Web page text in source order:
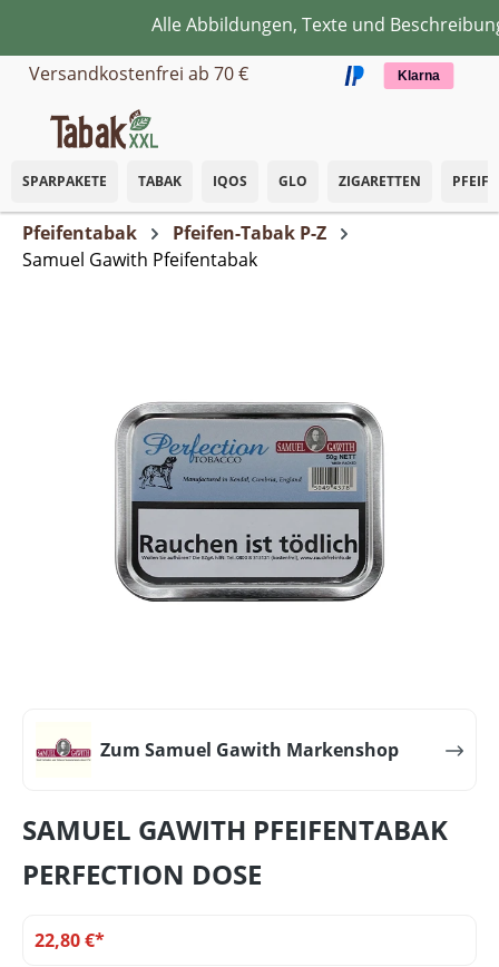
Zum Hauptinhalt springenAlle Abbildungen, Texte und
Versandkostenfrei ab 70 €
Klarna
SPARPAKETE TABAK IQOS GLO ZIGARETTEN
Pfeifentabak
Pfeifen-Tabak P-Z
Samuel Gawith Pfeifentabak
Zum Samuel Gawith Markenshop
SAMUEL GAWITH PFEIFENTABAK
PERFECTION DOSE
22,80 €*